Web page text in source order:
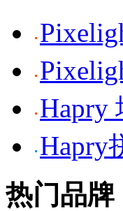
Hapry
Hapry
热门品牌